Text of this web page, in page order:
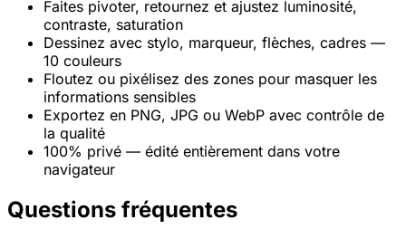
Faites pivoter, retournez et ajustez luminosité,
contraste, saturation
Dessinez avec stylo, marqueur, flèches, cadres —
10 couleurs
Floutez ou pixélisez des zones pour masquer les
informations sensibles
Exportez en PNG, JPG ou WebP avec contrôle de
la qualité
100% privé — édité entièrement dans votre
navigateur
Questions fréquentes